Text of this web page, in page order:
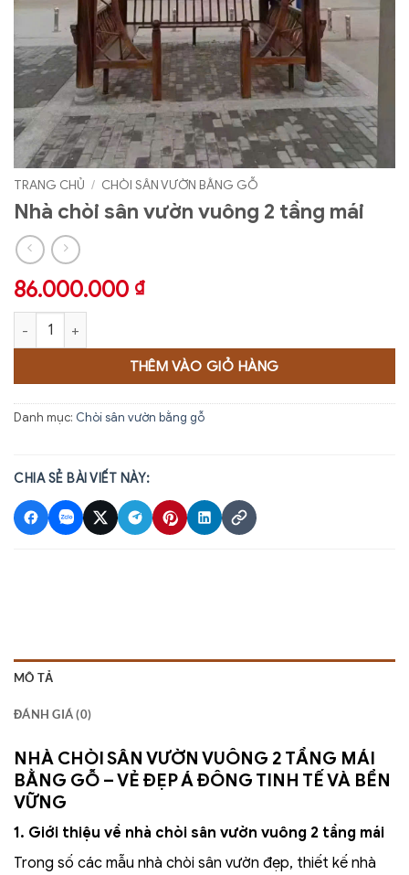
TRANG CHỦ / CHÒI SÂN VƯỜN BẰNG GỖ
Nhà chòi sân vườn vuông 2 tầng mái
86.000.000 ₫
Nhà chòi sân vườn vuông 2 tầng mái số lượng
THÊM VÀO GIỎ HÀNG
Danh mục: Chòi sân vườn bằng gỗ
CHIA SẺ BÀI VIẾT NÀY:
MÔ TẢ
ĐÁNH GIÁ (0)
NHÀ CHÒI SÂN VƯỜN VUÔNG 2 TẦNG MÁI
BẰNG GỖ – VẺ ĐẸP Á ĐÔNG TINH TẾ VÀ BỀN
VỮNG
1. Giới thiệu về nhà chòi sân vườn vuông 2 tầng mái
Trong số các mẫu nhà chòi sân vườn đẹp, thiết kế nhà